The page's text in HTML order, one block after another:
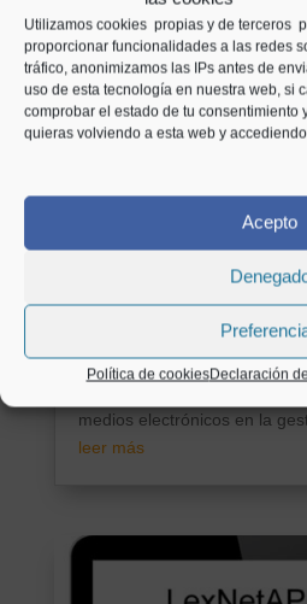
Utilizamos cookies propias y de terceros
proporcionar funcionalidades a las redes
tráfico, anonimizamos las IPs antes de
uso de esta tecnología en nuestra web, si
comprobar el estado de tu consentimiento
quieras volviendo a esta web y
Acepto
Política de cookiesDeclaración
Nuevo sistema
de libros
la Sede
Dic 14,
legislativas
Impuesto Valor Añadido: La
comunicación que contiene
novedades tributarias
Decreto 596/2016, de 2 de
medios electrónicos en la
leer más